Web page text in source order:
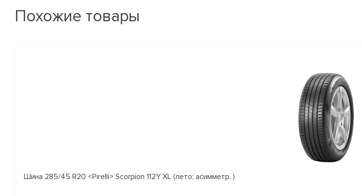
Похожие товары
Шина 285/45 R20 <Pirelli> Scorpion 112Y XL (лето; асимметр. )